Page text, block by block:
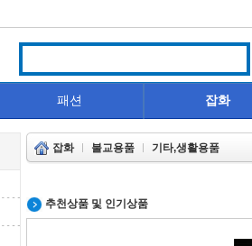
패션 잡화
잡화 불교용품 기타,생활용품
추천상품 및 인기상품